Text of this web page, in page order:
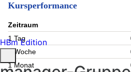
Kursperformance
Zeitraum
1 Tag
1 Woche
1 Monat
HBm Edition